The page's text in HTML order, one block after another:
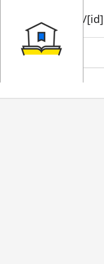
book/rent/[id]